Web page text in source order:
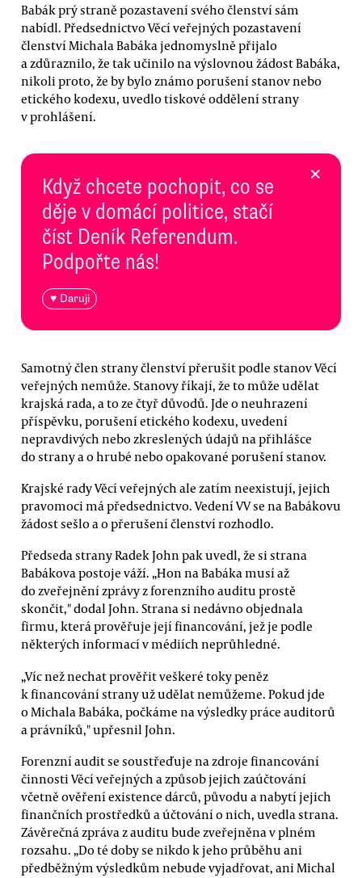
Babák prý straně pozastavení svého členství sám
nabídl. Předsednictvo Věcí veřejných pozastavení
členství Michala Babáka jednomyslně přijalo
a zdůraznilo, že tak učinilo na výslovnou žádost Babáka,
nikoli proto, že by bylo známo porušení stanov nebo
etického kodexu, uvedlo tiskové oddělení strany
v prohlášení.
Když chcete pochopit, co se
děje v domácí politice, stačí
číst Deník Referendum.
Podpořte nás!
♥ Daruji
×
Samotný člen strany členství přerušit podle stanov Věcí
veřejných nemůže. Stanovy říkají, že to může udělat
krajská rada, a to ze čtyř důvodů. Jde o neuhrazení
příspěvku, porušení etického kodexu, uvedení
nepravdivých nebo zkreslených údajů na přihlášce
do strany a o hrubé nebo opakované porušení stanov.
Krajské rady Věcí veřejných ale zatím neexistují, jejich
pravomoci má předsednictvo. Vedení VV se na Babákovu
žádost sešlo a o přerušení členství rozhodlo.
Předseda strany Radek John pak uvedl, že si strana
Babákova postoje váží. „Hon na Babáka musí až
do zveřejnění zprávy z forenzního auditu prostě
skončit," dodal John. Strana si nedávno objednala
firmu, která prověřuje její financování, jež je podle
některých informací v médiích neprůhledné.
„Víc než nechat prověřit veškeré toky peněz
k financování strany už udělat nemůžeme. Pokud jde
o Michala Babáka, počkáme na výsledky práce auditorů
a právníků," upřesnil John.
Forenzní audit se soustřeďuje na zdroje financování
činnosti Věcí veřejných a způsob jejich zaúčtování
včetně ověření existence dárců, původu a nabytí jejich
finančních prostředků a účtování o nich, uvedla strana.
Závěrečná zpráva z auditu bude zveřejněna v plném
rozsahu. „Do té doby se nikdo k jeho průběhu ani
předběžným výsledkům nebude vyjadřovat, ani Michal